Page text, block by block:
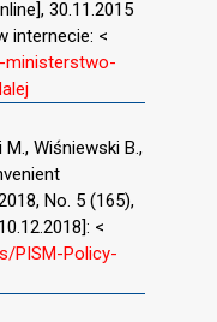
30.11.2015
internecie: <
ministerstwo-
Wiśniewski B.,
No. 5 (165),
<
PISM-Policy-